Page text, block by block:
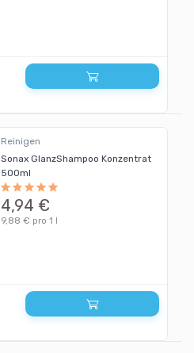
Reinigen
Sonax GlanzShampoo Konzentrat
500ml
4,94 €
9,88 € pro 1 l